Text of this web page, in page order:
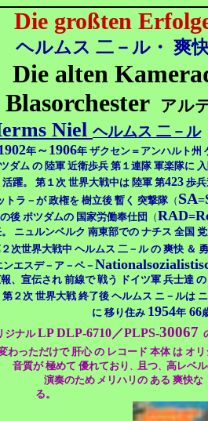
Die großten
ヘルムス 二－ル・ 爽
Die alten
Blasorchester
アル
Niel ヘルムス 二－ル
年～1906年 ザクセン＝アンハルト州
ダム の 陸軍 近衛歩兵 第１連隊 軍楽隊に
活躍。 第１次 世界大戦中は 陸軍 第423 歩
トラ－が 政権を 樹立後 暫く 突撃隊（ SA=
後 ポツダムの 国家労働奉仕団
（RAD=
ニュルンベルク 南東部での ナチス 全国
次世界大戦中 ヘルムス 二－ル の爽快 ＆
ンエスデ－ア－ペ－
、宣伝され 前線で 戦う ドイツ軍 兵士達
第２次 世界大戦 終了後 ヘルムス ニ－ルは
に 移り住み 1954年66
ジナルLPDLP-6710／PLPS-30067
わっただけで 肝心 の レコード 本体 は オ
音質が 極めて 優れており 、 且つ、 高レベ
演奏のため メリハリの ある 爽快な
る。